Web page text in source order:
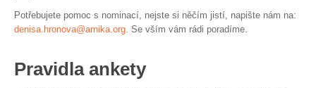
Potřebujete pomoc s nominací, nejste si něčím jistí, napište nám na:
denisa.hronova@arnika.org. Se vším vám rádi poradíme.
Pravidla ankety